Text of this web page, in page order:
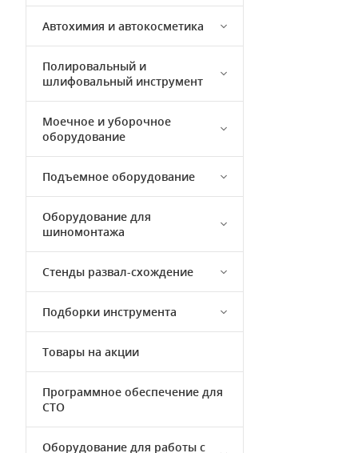
Автохимия и автокосметика
Полировальный и
шлифовальный инструмент
Моечное и уборочное
оборудование
Подъемное оборудование
Оборудование для
шиномонтажа
Стенды развал-схождение
Подборки инструмента
Товары на акции
Программное обеспечение для
СТО
Оборудование для работы с